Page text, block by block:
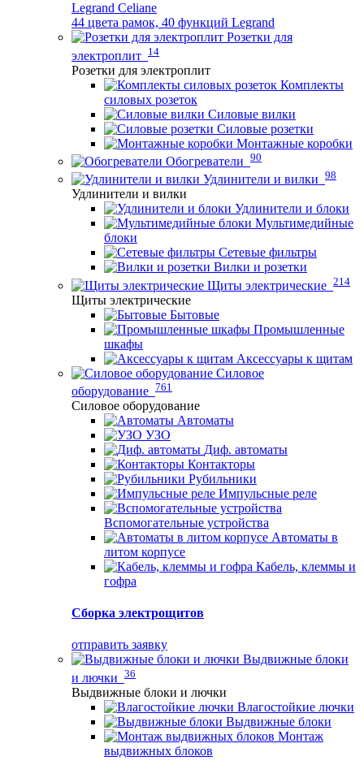
Legrand Celiane
44 цвета рамок, 40 функций Legrand
Розетки для
электроплит 14
Розетки для электроплит
Комплекты
силовых розеток
Силовые вилки
Силовые розетки
Монтажные коробки
Обогреватели 90
Удлинители и вилки 98
Удлинители и вилки
Удлинители и блоки
Мультимедийные
блоки
Сетевые фильтры
Вилки и розетки
Щиты электрические 214
Щиты электрические
Бытовые
Промышленные
шкафы
Аксессуары к щитам
Силовое
оборудование 761
Силовое оборудование
Автоматы
УЗО
Диф. автоматы
Контакторы
Рубильники
Импульсные реле
Вспомогательные устройства
Автоматы в
литом корпусе
Кабель, клеммы и
гофра
Сборка электрощитов
отправить заявку
Выдвижные блоки
и лючки 36
Выдвижные блоки и лючки
Влагостойкие лючки
Выдвижные блоки
Монтаж
выдвижных блоков